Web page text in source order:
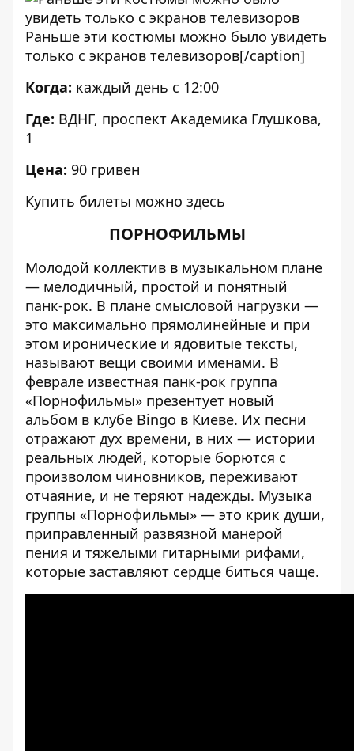
Раньше эти костюмы можно было увидеть
только с экранов телевизоров[/caption]
Когда: каждый день с 12:00
Где: ВДНГ, проспект Академика Глушкова,
1
Цена: 90 гривен
Купить билеты можно здесь
ПОРНОФИЛЬМЫ
Молодой коллектив в музыкальном плане
— мелодичный, простой и понятный
панк-рок. В плане смысловой нагрузки —
это максимально прямолинейные и при
этом иронические и ядовитые тексты,
называют вещи своими именами. В
феврале известная панк-рок группа
«Порнофильмы» презентует новый
альбом в клубе Bingo в Киеве. Их песни
отражают дух времени, в них — истории
реальных людей, которые борются с
произволом чиновников, переживают
отчаяние, и не теряют надежды. Музыка
группы «Порнофильмы» — это крик души,
приправленный развязной манерой
пения и тяжелыми гитарными рифами,
которые заставляют сердце биться чаще.